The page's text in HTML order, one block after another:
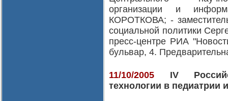
организации и
КОРОТКОВА; -
социальной политики
пресс-центре РИА
бульвар, 4.
11/10/2005 IV
технологии в педиатрии